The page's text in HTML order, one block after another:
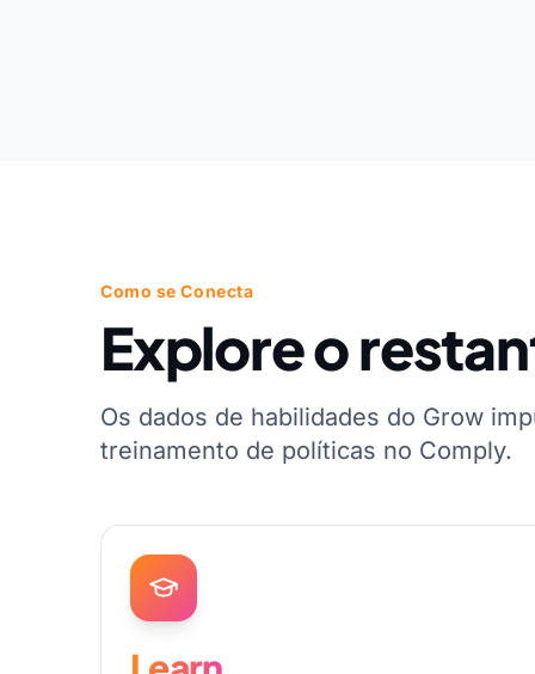
Como se Conecta
Explore o
Os dados de habilidades do Grow
treinamento de políticas no Comply.